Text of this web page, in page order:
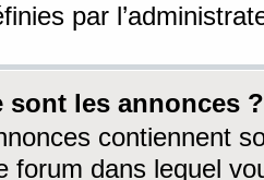
par
sont les annonces ?
contiennent
forum dans lequel